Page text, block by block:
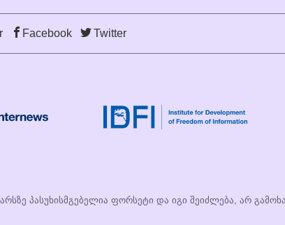
Facebook Twitter
პასუხისმგებელია ფორსეტი და იგი შეიძლება, არ